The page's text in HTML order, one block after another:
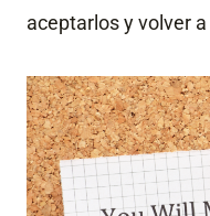
aceptarlos y volver